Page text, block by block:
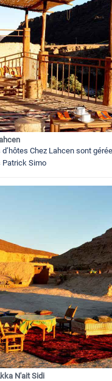
Chez Lahcen sont
Patrick Simo
N'ait Sidi